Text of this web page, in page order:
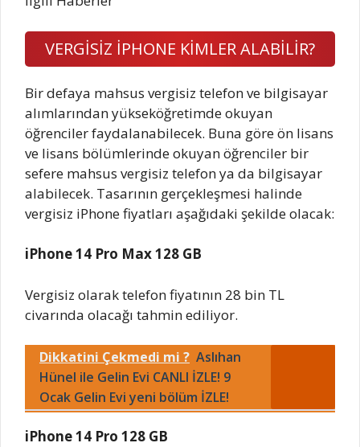
VERGİSİZ İPHONE KİMLER ALABİLİR?
Bir defaya mahsus vergisiz telefon ve bilgisayar
alımlarından yükseköğretimde okuyan
öğrenciler faydalanabilecek. Buna göre ön lisans
ve lisans bölümlerinde okuyan öğrenciler bir
sefere mahsus vergisiz telefon ya da bilgisayar
alabilecek. Tasarının gerçekleşmesi halinde
vergisiz iPhone fiyatları aşağıdaki şekilde olacak:
iPhone 14 Pro Max 128 GB
Vergisiz olarak telefon fiyatının 28 bin TL
civarında olacağı tahmin ediliyor.
Dikkatini Çekmedi mi ? Aslıhan
Hünel ile Gelin Evi CANLI İZLE! 9
Ocak Gelin Evi yeni bölüm İZLE!
iPhone 14 Pro 128 GB